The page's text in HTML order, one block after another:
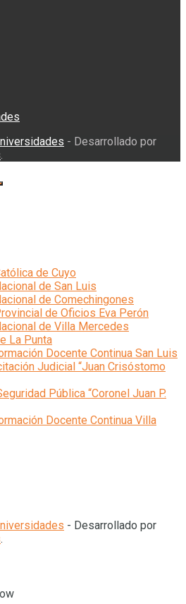
- Desarrollado por
de Cuyo
de San Luis
de Comechingones
de Oficios Eva Perón
de Villa Mercedes
La Punta
Docente Continua San Luis
Judicial “Juan Crisóstomo
Pública “Coronel Juan P.
Docente Continua Villa
- Desarrollado por
.